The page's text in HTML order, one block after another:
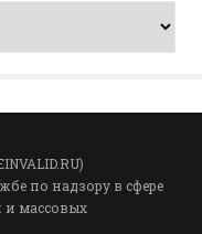
по надзору в сфере
и массовых